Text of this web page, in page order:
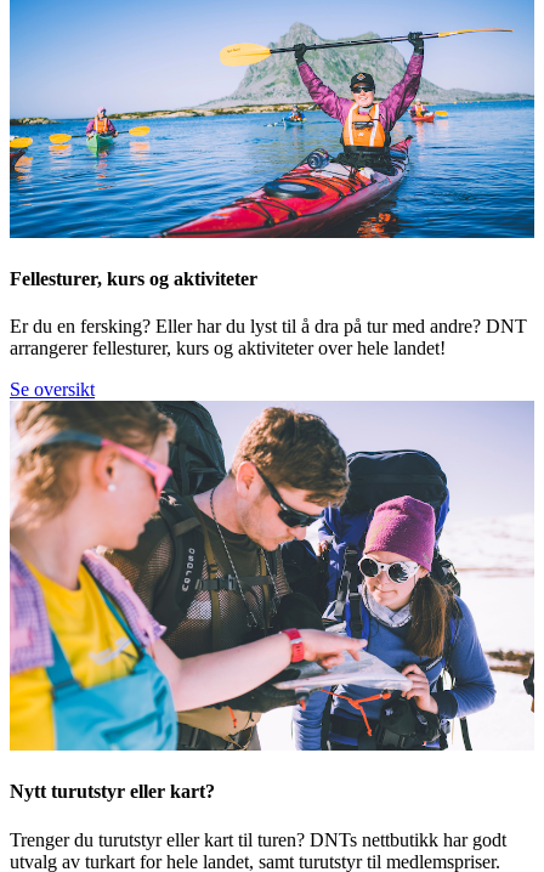
Fellesturer, kurs og aktiviteter
Er du en fersking? Eller har du lyst til å dra på tur med andre? DNT
arrangerer fellesturer, kurs og aktiviteter over hele landet!
Se oversikt
Nytt turutstyr eller kart?
Trenger du turutstyr eller kart til turen? DNTs nettbutikk har godt
utvalg av turkart for hele landet, samt turutstyr til medlemspriser.